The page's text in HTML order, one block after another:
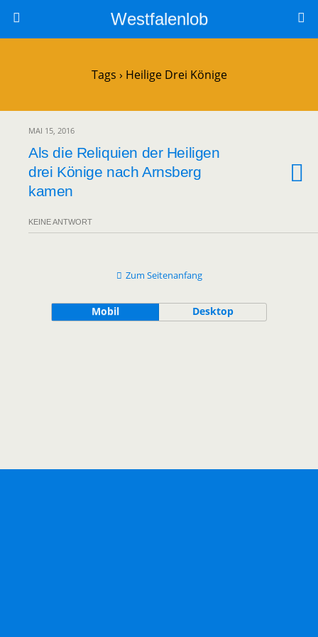
Westfalenlob
Tags › Heilige Drei Könige
MAI 15, 2016
Als die Reliquien der Heiligen
drei Könige nach Arnsberg
kamen
KEINE ANTWORT
Zum Seitenanfang
Mobil Desktop